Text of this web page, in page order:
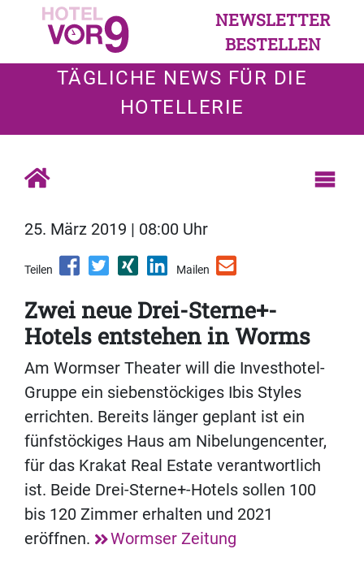
NEWSLETTER
BESTELLEN
TÄGLICHE NEWS FÜR DIE
HOTELLERIE
25. März 2019 | 08:00 Uhr
Teilen Mailen
Zwei neue Drei-Sterne+-
Hotels entstehen in Worms
Am Wormser Theater will die Investhotel-
Gruppe ein siebenstöckiges Ibis Styles
errichten. Bereits länger geplant ist ein
fünfstöckiges Haus am Nibelungencenter,
für das Krakat Real Estate verantwortlich
ist. Beide Drei-Sterne+-Hotels sollen 100
bis 120 Zimmer erhalten und 2021
eröffnen.
Wormser Zeitung